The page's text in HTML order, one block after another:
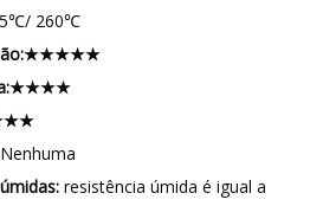
260℃
Nenhuma
resistência úmida é igual a